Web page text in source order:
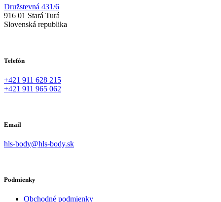
Družstevná 431/6
916 01 Stará Turá
Slovenská republika
Telefón
+421 911 628 215
+421 911 965 062
Email
hls-body@hls-body.sk
Podmienky
Obchodné podmienky